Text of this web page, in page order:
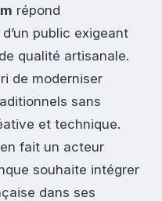
répond
public exigeant
qualité artisanale.
de moderniser
sans
et technique.
fait un acteur
souhaite intégrer
dans ses